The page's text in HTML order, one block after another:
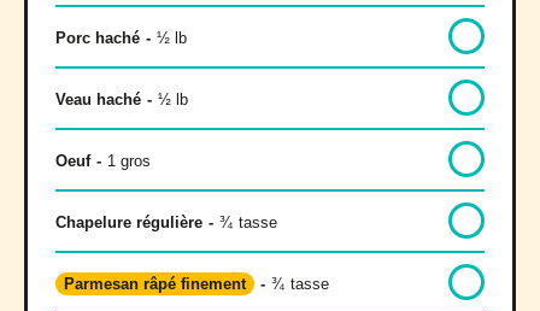
Porc haché - ½ lb
Veau haché - ½ lb
Oeuf - 1 gros
Chapelure régulière - ¾ tasse
Parmesan râpé finement - ¾ tasse